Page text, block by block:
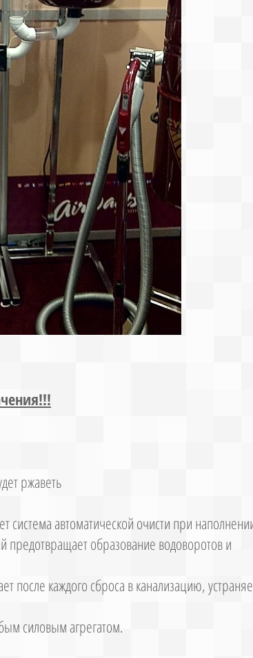
ржаветь
система автоматической очисти при
образование водоворотов и
после каждого сброса в канализацию,
силовым агрегатом.